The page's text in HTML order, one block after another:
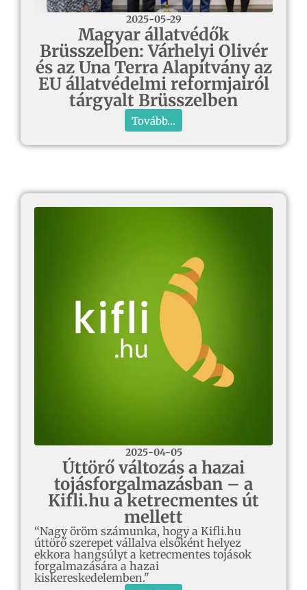
2025-05-29
Magyar állatvédők
Brüsszelben: Várhelyi Olivér
és az Una Terra Alapítvány az
EU állatvédelmi reformjairól
tárgyalt Brüsszelben
Tovább...
2025-04-05
Úttörő változás a hazai
tojásforgalmazásban – a
Kifli.hu a ketrecmentes út
mellett
“Nagy öröm számunka, hogy a Kifli.hu
úttörő szerepet vállalva elsőként helyez
ekkora hangsúlyt a ketrecmentes tojások
forgalmazására a hazai
kiskereskedelemben."